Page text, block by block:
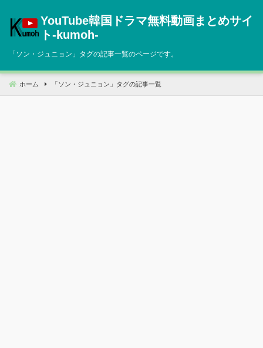
へ
動
YouTube韓国ドラマ無料動画まとめサイ
ト‐kumoh‐
「ソン・ジュニョン 」タグの記事一覧のページです。
ホーム 「 ソン・ジュニョン 」タグの記事一覧